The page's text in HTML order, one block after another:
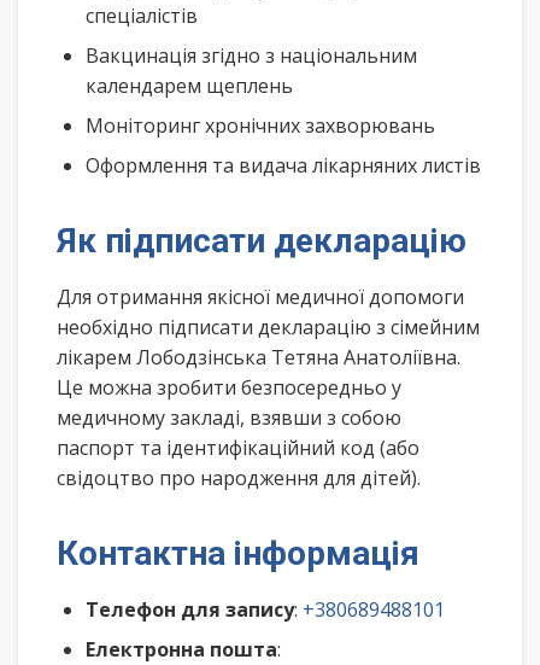
спеціалістів
Вакцинація згідно з національним
календарем щеплень
Моніторинг хронічних захворювань
Оформлення та видача лікарняних листів
Як підписати декларацію
Для отримання якісної медичної допомоги
необхідно підписати декларацію з сімейним
лікарем Лободзінська Тетяна Анатоліївна.
Це можна зробити безпосередньо у
медичному закладі, взявши з собою
паспорт та ідентифікаційний код (або
свідоцтво про народження для дітей).
Контактна інформація
Телефон для запису: +380689488101
Електронна пошта: